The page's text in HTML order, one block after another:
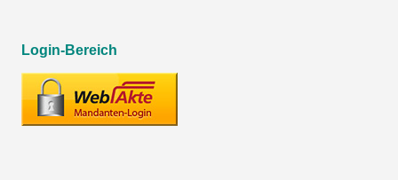
Login-Bereich